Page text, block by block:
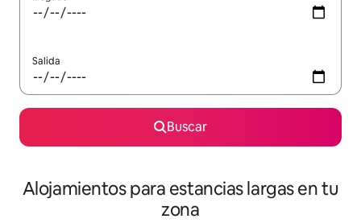
Salida
Buscar
Alojamientos para estancias largas en tu
zona